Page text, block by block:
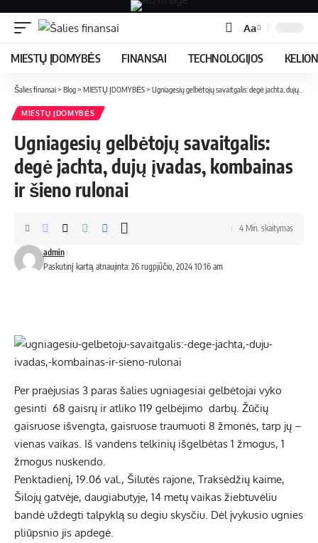
Aa
MIESTŲ ĮDOMYBĖS FINANSAI TECHNOLOGIJOS
Šalies finansai> Blog> MIESTŲ ĮDOMYBĖS> Ugniagesių gelbėtojų savaitgalis: degė jachta, dujų įvadas, kombainas ir šieno rulonai
MIESTŲ ĮDOMYBĖS
Ugniagesių gelbėtojų savaitgalis:
degė jachta, dujų įvadas, kombainas
ir šieno rulonai
Paskutinį kartą atnaujinta: 26 rugpjūčio, 2024 10:16 am
admin
4 Min. skaitymas
Per praėjusias 3 paras šalies ugniagesiai gelbėtojai vyko
gesinti 68 gaisrų ir atliko 119 gelbėjimo darbų. Žūčių
gaisruose išvengta, gaisruose traumuoti 8 žmonės, tarp jų –
vienas vaikas. Iš vandens telkinių išgelbėtas 1 žmogus, 1
žmogus nuskendo.
Penktadienį, 19.06 val., Šilutės rajone, Traksėdžių kaime,
Šilojų gatvėje, daugiabutyje, 14 metų vaikas žiebtuvėliu
bandė uždegti talpyklą su degiu skysčiu. Dėl įvykusio ugnies
pliūpsnio jis apdegė.